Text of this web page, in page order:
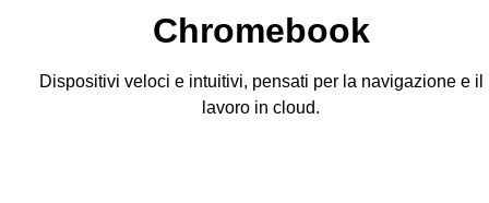
Chromebook
Dispositivi veloci e intuitivi, pensati per la navigazione e il
lavoro in cloud.